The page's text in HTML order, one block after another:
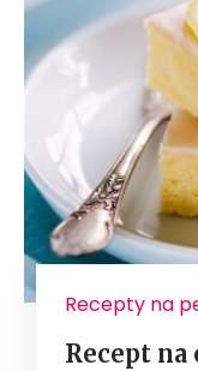
Recepty na
Recept